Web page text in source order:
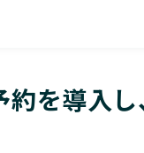
約を導入